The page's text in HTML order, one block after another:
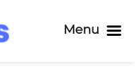
Menu